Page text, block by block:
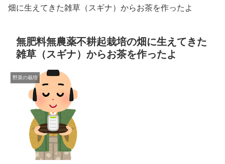
畑に生えてきた雑草（スギナ）からお茶を作ったよ
無肥料無農薬不耕起栽培の畑に生えてきた
雑草（スギナ）からお茶を作ったよ
野菜の栽培